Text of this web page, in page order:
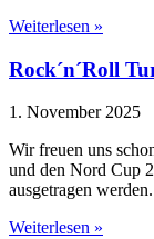
Weiterlesen »
Rock´n´Roll
1. November 2025
Wir freuen uns
und den Nord Cup
ausgetragen werden.
Weiterlesen »